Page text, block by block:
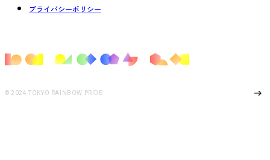
プライバシーポリシー
© 2024 TOKYO RAINBOW PRIDE